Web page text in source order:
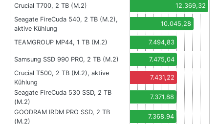
Crucial T700, 2 TB (M.2)
12.369,32
Seagate FireCuda 540, 2 TB (M.2),
aktive Kühlung
10.045,28
TEAMGROUP MP44, 1 TB (M.2) 7.494,83
Samsung SSD 990 PRO, 2 TB (M.2)
7.475,04
Crucial T500, 2 TB (M.2), aktive
Kühlung
7.431,22
Seagate FireCuda 530 SSD, 2 TB
(M.2)
7.371,88
GOODRAM IRDM PRO SSD, 2 TB
(M.2)
7.368,94